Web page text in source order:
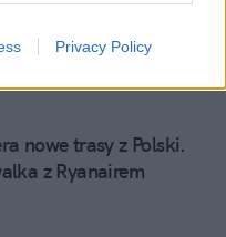
Privacy Policy
w luksusowych
nowe trasy z Polski.
z Ryanairem